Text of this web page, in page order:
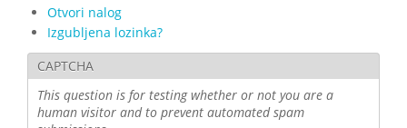
Otvori nalog
Izgubljena lozinka?
CAPTCHA
This question is for testing whether or not you are a
human visitor and to prevent automated spam